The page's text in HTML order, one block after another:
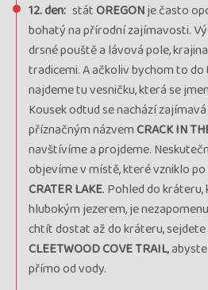
12. den: státOREGONje často
bohatý na přírodní zajímavosti.
drsné pouště a lávová pole,
tradicemi. A ačkoliv bychom to
najdeme tu vesničku, která se
Kousek odtud se nachází
příznačným názvemCRACK IN
navštívíme a projdeme.
objevíme v místě, které vzniklo
CRATER LAKE. Pohled do
hlubokým jezerem, je
chtít dostat až do kráteru,
CLEETWOOD COVE TRAIL,
přímo od vody.